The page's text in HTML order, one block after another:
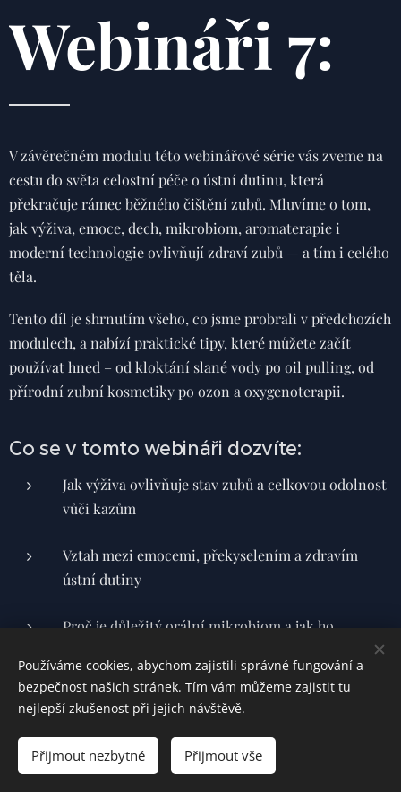
Webináři 7:
V závěrečném modulu této webinářové série vás zveme na
cestu do světa celostní péče o ústní dutinu, která
překračuje rámec běžného čištění zubů. Mluvíme o tom,
jak výživa, emoce, dech, mikrobiom, aromaterapie i
moderní technologie ovlivňují zdraví zubů — a tím i celého
těla.
Tento díl je shrnutím všeho, co jsme probrali v předchozích
modulech, a nabízí praktické tipy, které můžete začít
používat hned – od kloktání slané vody po oil pulling, od
přírodní zubní kosmetiky po ozon a oxygenoterapii.
Co se v tomto webináři dozvíte:
Jak výživa ovlivňuje stav zubů a celkovou odolnost
vůči kazům
Vztah mezi emocemi, překyselením a zdravím
ústní dutiny
Proč je důležitý orální mikrobiom a jak ho
Účinky kloktání slané vody a stimulace nervus
Zubní kosmetika a jak vybírat pasty bez toxických
Používáme cookies, abychom zajistili správné fungování a
bezpečnost našich stránek. Tím vám můžeme zajistit tu
nejlepší zkušenost při jejich návštěvě.
Přijmout nezbytné Přijmout vše